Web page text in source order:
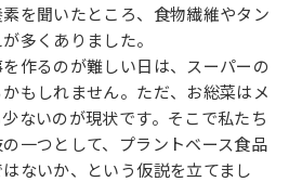
を聞いたところ、食物繊維やタン
多くありました。
作るのが難しい日は、スーパーの
もしれません。ただ、お総菜はメ
ないのが現状です。そこで私たち
一つとして、プラントベース食品
ないか、という仮説を立てまし